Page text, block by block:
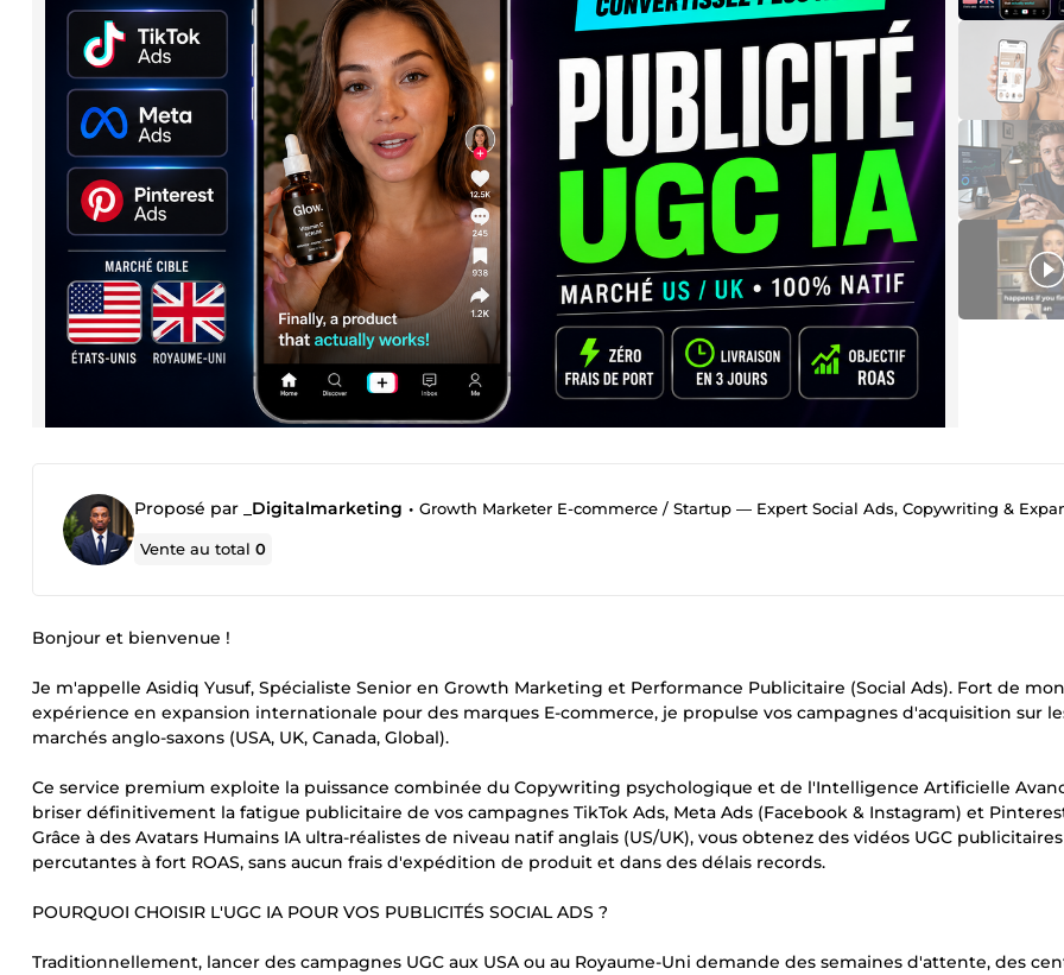
Proposé par _Digitalmarketing • Growth Marketer E-commerce / Startup — Expert Social Ads, Copywriting & Expansion Marché
Vente au total0
Bonjour et bienvenue !
Je m'appelle Asidiq Yusuf, Spécialiste Senior en Growth Marketing et Performance Publicitaire (Social Ads). Fort de mon
expérience en expansion internationale pour des marques E-commerce, je propulse vos campagnes d'acquisition sur
marchés anglo-saxons (USA, UK, Canada, Global).
Ce service premium exploite la puissance combinée du Copywriting psychologique et de l'Intelligence Artificielle
briser définitivement la fatigue publicitaire de vos campagnes TikTok Ads, Meta Ads (Facebook & Instagram) et
Grâce à des Avatars Humains IA ultra-réalistes de niveau natif anglais (US/UK), vous obtenez des vidéos UGC publicitaires
percutantes à fort ROAS, sans aucun frais d'expédition de produit et dans des délais records.
POURQUOI CHOISIR L'UGC IA POUR VOS PUBLICITÉS SOCIAL ADS ?
Traditionnellement, lancer des campagnes UGC aux USA ou au Royaume-Uni demande des semaines d'attente, des